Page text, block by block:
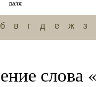
б в г д е ж з
слова